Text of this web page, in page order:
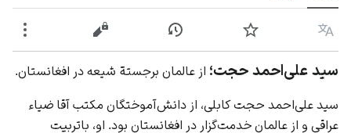
زبان پیگیری نمایش تاریخچهنمایش مبدأ
سید علی‌احمد حجت؛ از عالمان برجستة شیعه در افغانستان.
سید علی‌احمد حجت کابلی، از دانش‌آموختگان مکتب آقا ضیاء
عراقی و از عالمان خدمت‌گزار در افغانستان بود. او، باتربیت